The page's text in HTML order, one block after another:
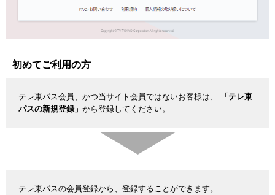
初めてご利用の方
テレ東パス会員、かつ当サイト会員ではないお客様は、
「テレ東
パスの新規登録」 から登録してください。
テレ東パスの会員登録から、登録することができます。